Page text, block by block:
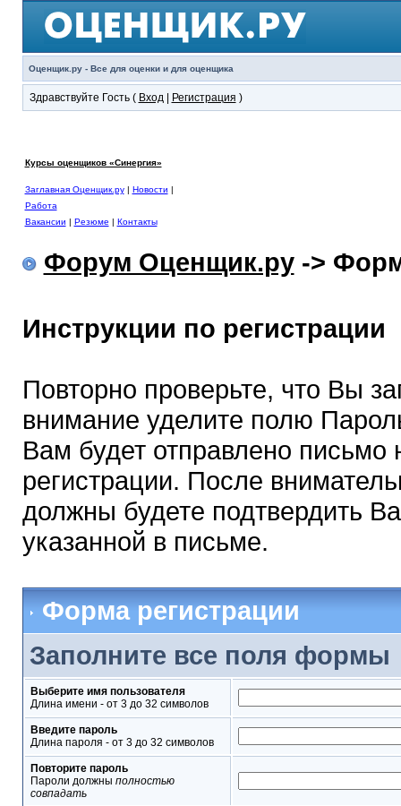
Оценщик.ру - Все для оценки и для оценщика
Здравствуйте Гость ( Вход| Регистрация )
Курсы оценщиков «Синергия»
Заглавная Оценщик.ру| Новости |
Работа
Вакансии | Резюме | Контакты
Форум Оценщик.ру->
Инструкции по регистрации
Повторно проверьте, что Вы
внимание уделите полю
Вам будет отправлено
регистрации. После
должны будете подтвердить
указанной в письме.
Форма регистрации
Заполните все поля формы
Выберите имя пользователя
Длина имени - от 3 до 32 символов
Введите пароль
Длина пароля - от 3 до 32 символов
Повторите пароль
Пароли должны полностью
совпадать